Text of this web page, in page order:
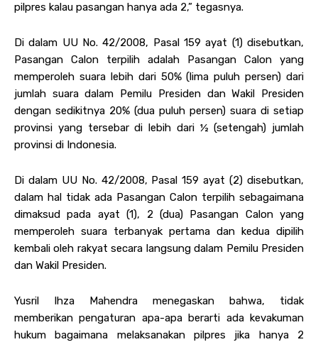
pilpres kalau pasangan hanya ada 2,” tegasnya.
Di dalam UU No. 42/2008, Pasal 159 ayat (1) disebutkan,
Pasangan Calon terpilih adalah Pasangan Calon yang
memperoleh suara lebih dari 50% (lima puluh persen) dari
jumlah suara dalam Pemilu Presiden dan Wakil Presiden
dengan sedikitnya 20% (dua puluh persen) suara di setiap
provinsi yang tersebar di lebih dari ½ (setengah) jumlah
provinsi di Indonesia.
Di dalam UU No. 42/2008, Pasal 159 ayat (2) disebutkan,
dalam hal tidak ada Pasangan Calon terpilih sebagaimana
dimaksud pada ayat (1), 2 (dua) Pasangan Calon yang
memperoleh suara terbanyak pertama dan kedua dipilih
kembali oleh rakyat secara langsung dalam Pemilu Presiden
dan Wakil Presiden.
Yusril Ihza Mahendra menegaskan bahwa, tidak
memberikan pengaturan apa-apa berarti ada kevakuman
hukum bagaimana melaksanakan pilpres jika hanya 2